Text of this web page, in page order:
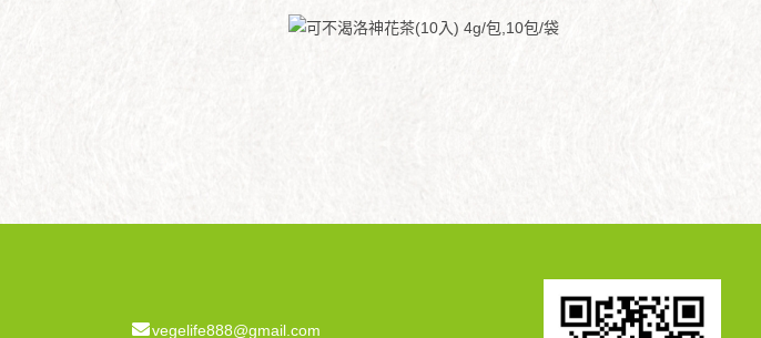
vegelife888@gmail.com